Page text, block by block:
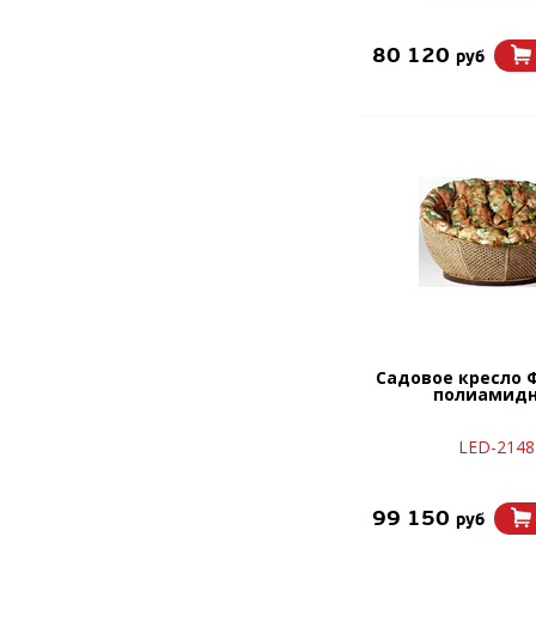
80 120 руб
Садовое кресло
LED-2148
99 150 руб